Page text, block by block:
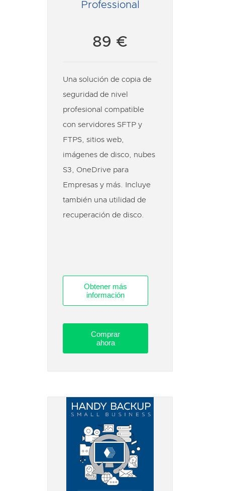
Professional
89 €
Una solución de copia de
seguridad de nivel
profesional compatible
con servidores SFTP y
FTPS, sitios web,
imágenes de disco, nubes
S3, OneDrive para
Empresas y más. Incluye
también una utilidad de
recuperación de disco.
Obtener más
información
Comprar
ahora